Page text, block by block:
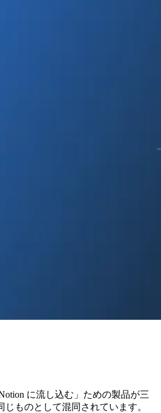
に流し込む」ための製品が三
ものとして混同されています。